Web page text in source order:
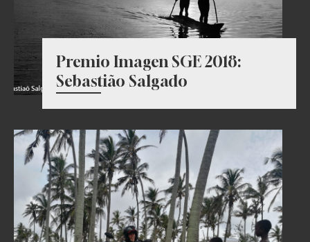
Premio Imagen SGE 2018:
Sebastião Salgado